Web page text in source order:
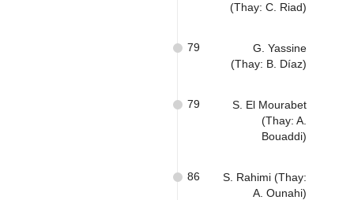
(Thay: C. Riad)
G. Yassine
(Thay: B. Díaz)
79
S. El Mourabet
(Thay: A.
Bouaddi)
79
S. Rahimi (Thay:
A. Ounahi)
86